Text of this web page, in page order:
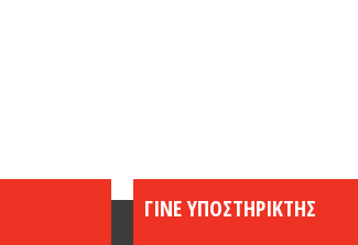
Ιούνιος 2023
Μάιος 2023
ΓΙΝΕ ΥΠΟΣΤΗΡΙΚΤΗΣ